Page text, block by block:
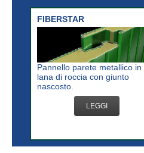
FIBERSTAR
Pannello parete metallico in
lana di roccia con giunto
nascosto.
LEGGI